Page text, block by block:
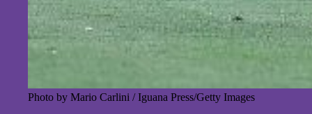
Photo by Mario Carlini / Iguana Press/Getty Images